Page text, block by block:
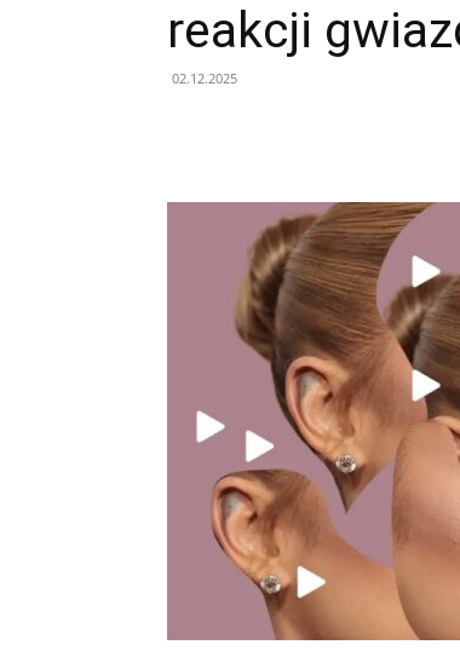
reakcji
02.12.2025